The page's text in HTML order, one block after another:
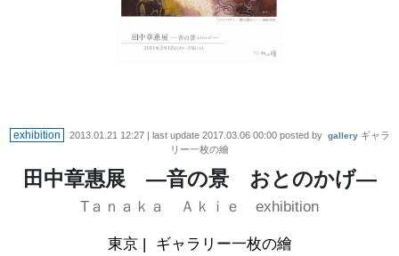
exhibition 2013.01.21 12:27| last update 2017.03.06 00:00posted by gallery ギャラ
リー一枚の繪
田中章惠展 ―音の景 おとのかげ―
Tａｎａｋａ Ａｋｉｅ exhibition
東京| ギャラリー一枚の繪